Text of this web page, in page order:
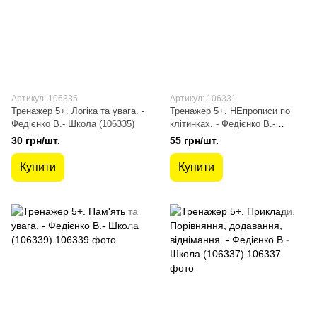
Артикул: 106335
Тренажер 5+. Логіка та увага. -
Федієнко В.- Школа (106335)
30 грн/шт.
Купити
Артикул: 106331
Тренажер 5+. НЕпрописи по
клітинках. - Федієнко В.-
Школа (106331)
55 грн/шт.
Купити